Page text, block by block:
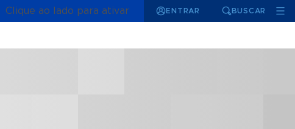
Clique ao lado para ativar ENTRAR BUSCAR